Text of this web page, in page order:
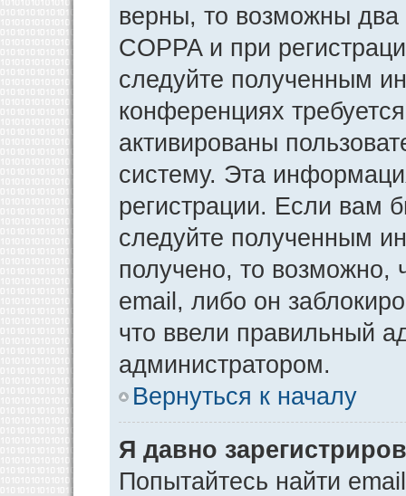
верны, то возможны
COPPA и при
следуйте полученным
конференциях
активированы
систему. Эта
регистрации. Если вам
следуйте полученным
получено, то возможно,
email, либо он
что ввели правильный
администратором.
Вернуться к началу
Я давно
Попытайтесь найти